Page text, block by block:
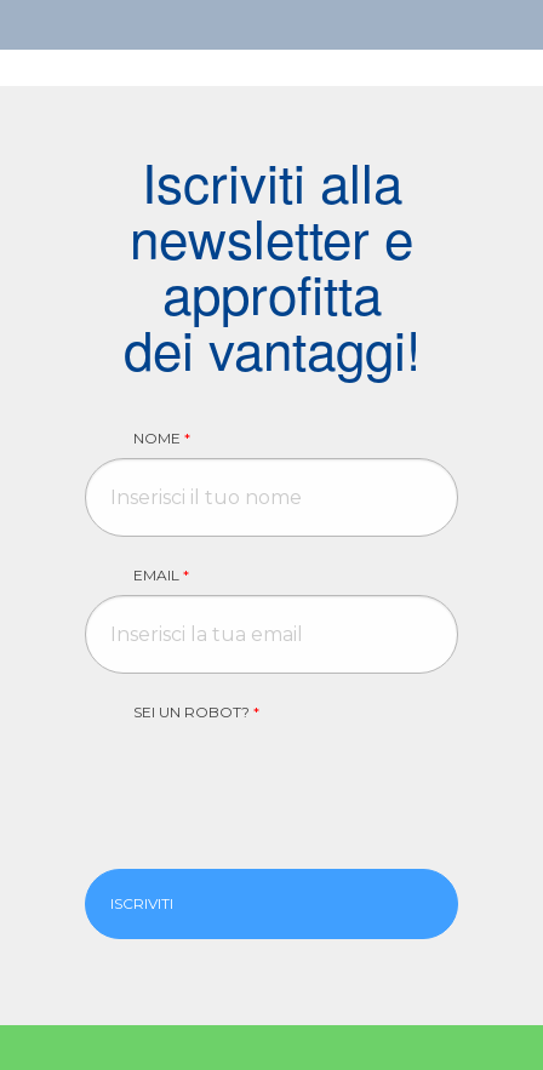
Iscriviti alla
newsletter e
approfitta
dei vantaggi!
NOME *
EMAIL *
SEI UN ROBOT? *
ISCRIVITI